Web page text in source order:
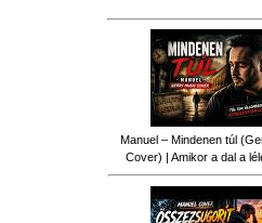
Manuel – Mindenen túl
Cover) | Amikor a dal a